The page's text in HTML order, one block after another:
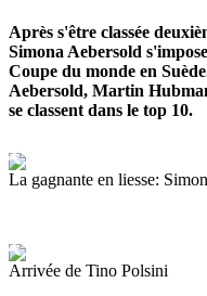
Après s'être classée
Simona Aebersold
Coupe du monde en
Aebersold, Martin
se classent dans le top 10.
La gagnante en liesse:
Arrivée de Tino Polsini